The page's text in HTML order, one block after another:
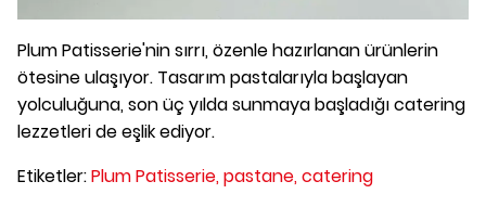
Plum Patisserie'nin sırrı, özenle hazırlanan ürünlerin
ötesine ulaşıyor. Tasarım pastalarıyla başlayan
yolculuğuna, son üç yılda sunmaya başladığı catering
lezzetleri de eşlik ediyor.
Etiketler:Plum Patisserie,pastane,catering